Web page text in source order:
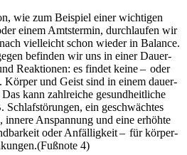
wie zum Beispiel einer wichtigen
einem Amtstermin, durch­lau­fen wir
viel­leicht schon wieder in Balance.
befin­den wir uns in einer Dau­er­
Reak­tionen: es findet keine – oder
Körper und Geist sind in einem dau­er­
kann zahl­rei­che gesund­heit­li­che
ein geschwäch­tes
Anspan­nung und eine erhöhte
oder Anfälligkeit – für kör­per­
4)